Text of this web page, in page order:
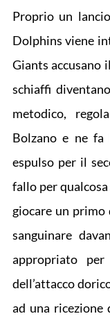
Proprio un
Dolphins viene
Giants accusano
schiaffi
metodico,
Bolzano e ne fa
espulso per il
fallo per
giocare un primo
sanguinare
appropriato
dell’attacco
ad una ricezione